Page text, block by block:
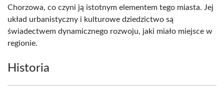
Chorzowa, co czyni ją istotnym elementem tego miasta. Jej
układ urbanistyczny i kulturowe dziedzictwo są
świadectwem dynamicznego rozwoju, jaki miało miejsce w
regionie.
Historia